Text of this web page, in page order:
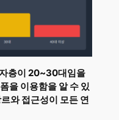
층이 20~30대임을
을 이용함을 알 수 있
와 접근성이 모든 연